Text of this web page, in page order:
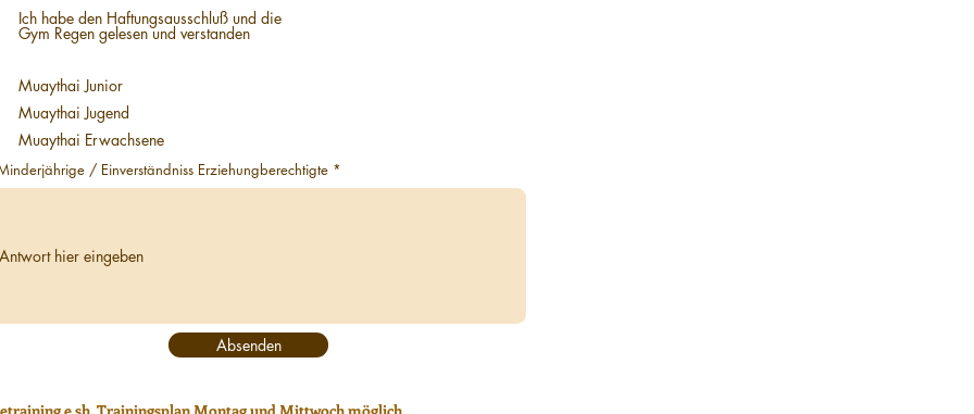
d
Ich habe den Haftungsausschluß und die
Gym Regen gelesen und verstanden
Muaythai Junior
Muaythai Jugend
Muaythai Erwachsene
/ Einverständniss Erziehungberechtigte
Absenden
e sh. Trainingsplan Montag und Mittwoch möglich